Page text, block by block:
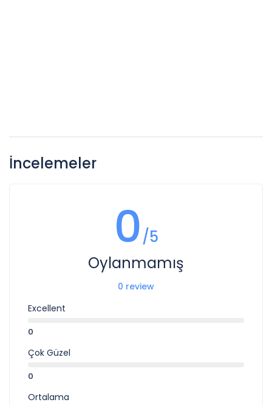
İncelemeler
0/5
Oylanmamış
0 review
Excellent
0
Çok Güzel
0
Ortalama